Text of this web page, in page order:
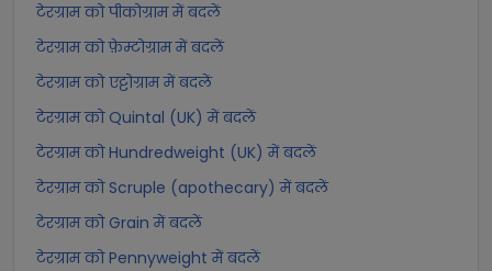
टेरग्राम को पीकोग्राम में बदलें
टेरग्राम को फ़ेम्टोग्राम में बदलें
टेरग्राम को एट्टोग्राम में बदलें
टेरग्राम को Quintal (UK) में बदलें
टेरग्राम को Hundredweight (UK) में बदलें
टेरग्राम को Scruple (apothecary) में बदलें
टेरग्राम को Grain में बदलें
टेरग्राम को Pennyweight में बदलें